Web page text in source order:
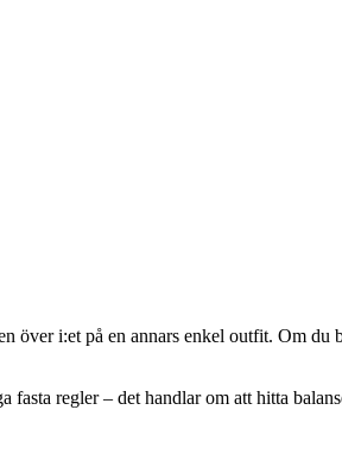
över i:et på en annars enkel outfit. Om du
regler – det handlar om att hitta